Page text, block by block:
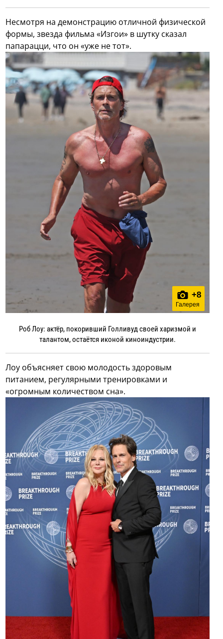
Несмотря на демонстрацию отличной физической
формы, звезда фильма «Изгои» в шутку сказал
папарацци, что он «уже не тот».
+8
Галерея
Роб Лоу: актёр, покоривший Голливуд своей харизмой и
талантом, остаётся иконой киноиндустрии.
Лоу объясняет свою молодость здоровым
питанием, регулярными тренировками и
«огромным количеством сна».